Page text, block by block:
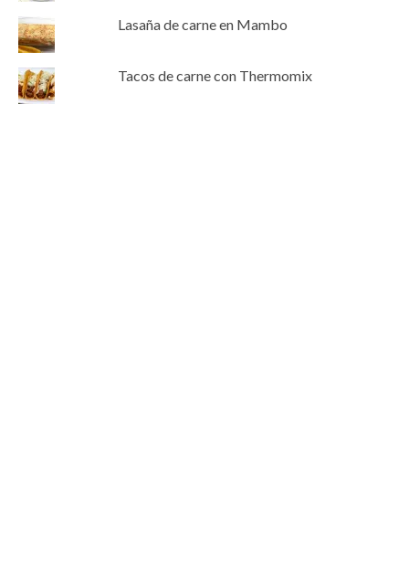
Lasaña de carne en Mambo
Tacos de carne con Thermomix